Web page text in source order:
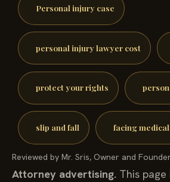
Personal injury case
personal injury lawyer cost
protect your rights
slip and fall facing
Reviewed by Mr. Sris, Owner and
Attorney advertising. This